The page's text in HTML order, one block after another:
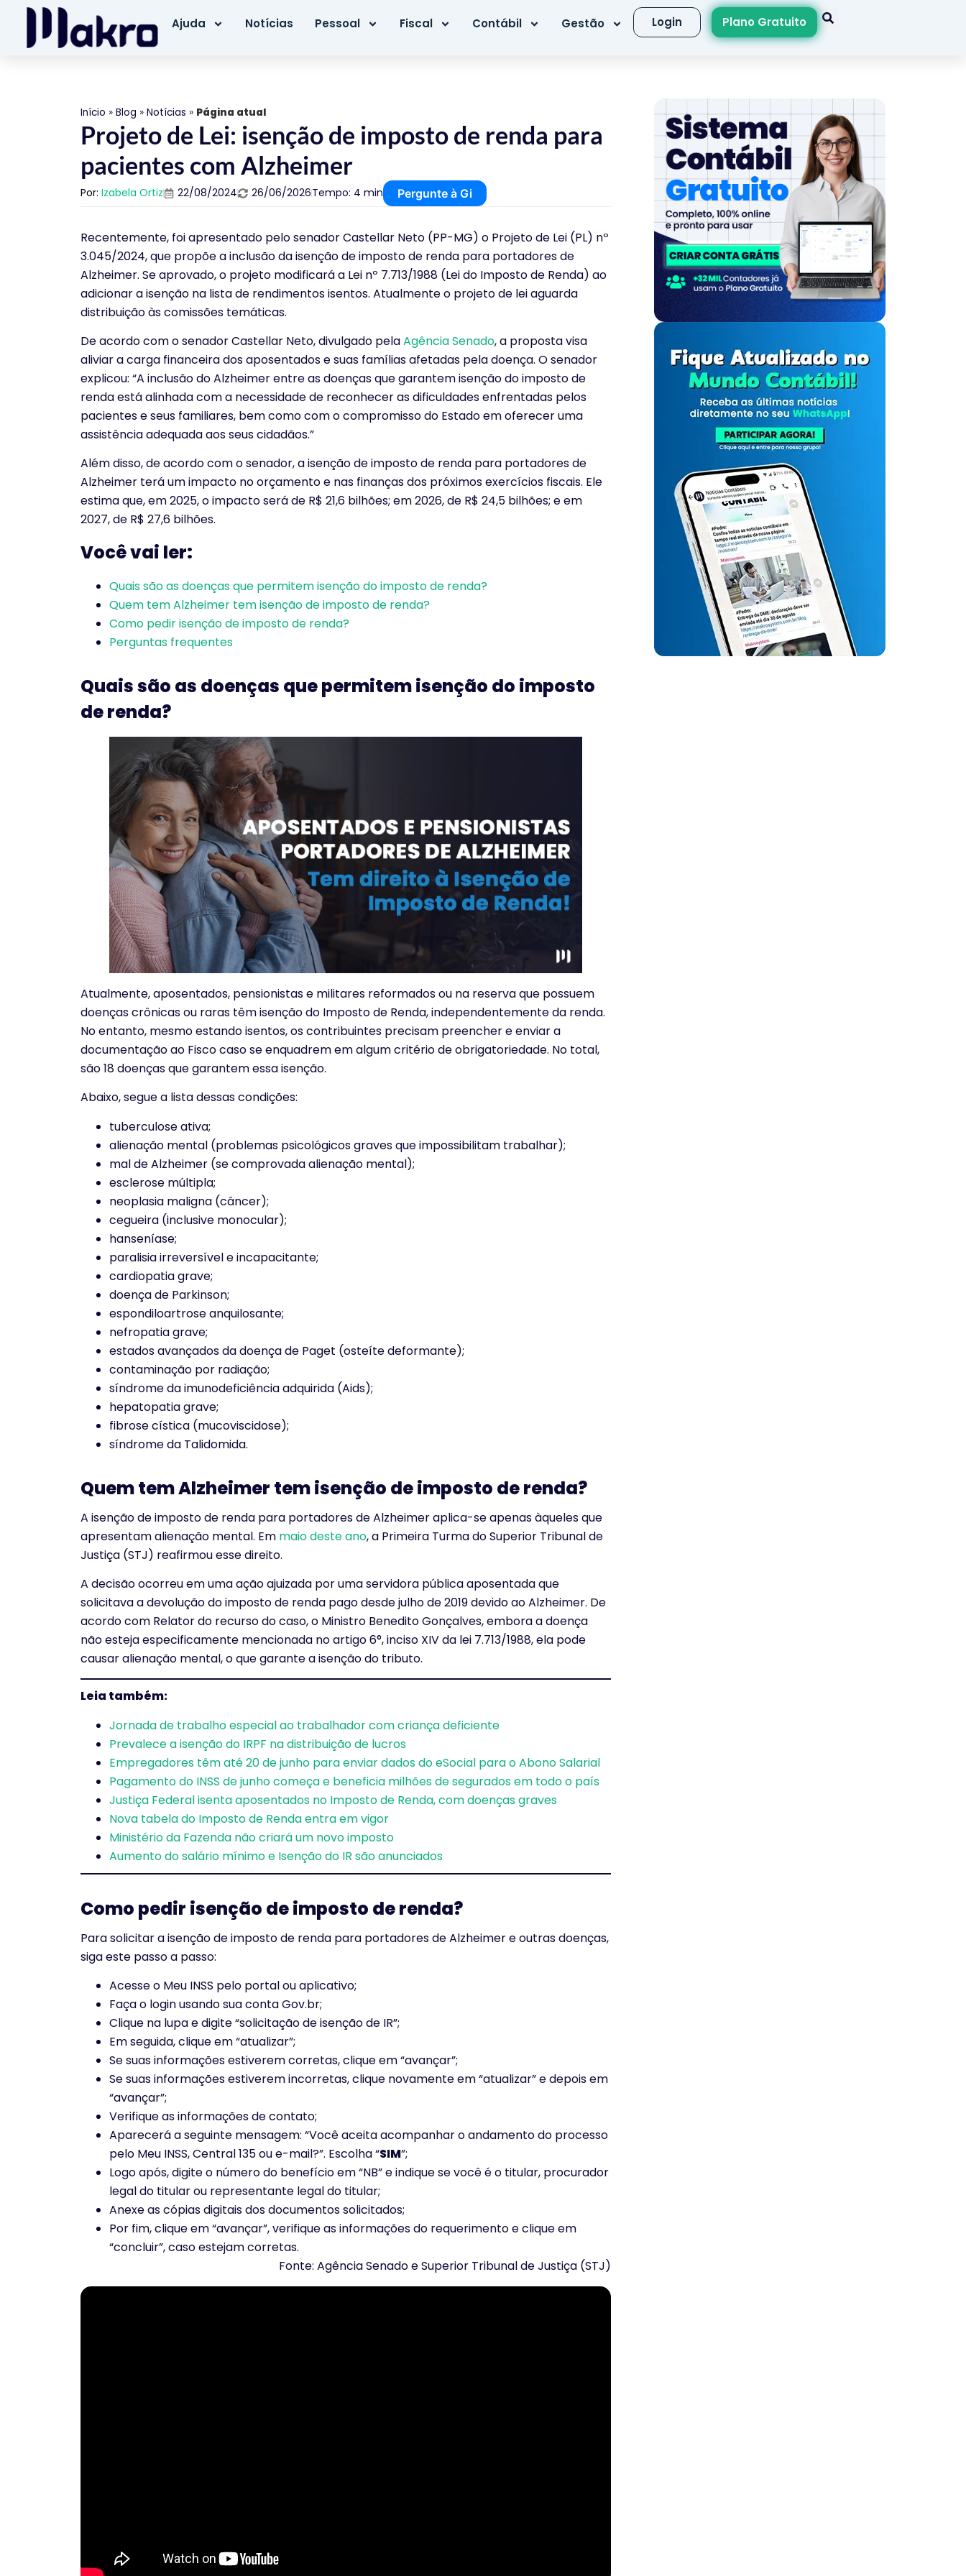
Ajuda Notícias Pessoal Fiscal Contábil Gestão Login Plano Gratuito
Início » Blog » Notícias » Página atual
Projeto de Lei: isenção de imposto de renda para
pacientes com Alzheimer
Por: Izabela Ortiz 22/08/2024 26/06/2026Tempo: 4 min Pergunte à Gi
Recentemente, foi apresentado pelo senador Castellar Neto (PP-MG) o Projeto de Lei (PL) nº
3.045/2024, que propõe a inclusão da isenção de imposto de renda para portadores de
Alzheimer. Se aprovado, o projeto modificará a Lei nº 7.713/1988 (Lei do Imposto de Renda) ao
adicionar a isenção na lista de rendimentos isentos. Atualmente o projeto de lei aguarda
distribuição às comissões temáticas.
De acordo com o senador Castellar Neto, divulgado pelaAgência Senado, a proposta visa
aliviar a carga financeira dos aposentados e suas famílias afetadas pela doença. O senador
explicou: “A inclusão do Alzheimer entre as doenças que garantem isenção do imposto de
renda está alinhada com a necessidade de reconhecer as dificuldades enfrentadas pelos
pacientes e seus familiares, bem como com o compromisso do Estado em oferecer uma
assistência adequada aos seus cidadãos.”
Além disso, de acordo com o senador, a isenção de imposto de renda para portadores de
Alzheimer terá um impacto no orçamento e nas finanças dos próximos exercícios fiscais. Ele
estima que, em 2025, o impacto será de R$ 21,6 bilhões; em 2026, de R$ 24,5 bilhões; e em
2027, de R$ 27,6 bilhões.
Você vai ler:
Quais são as doenças que permitem isenção do imposto de renda?
Quem tem Alzheimer tem isenção de imposto de renda?
Como pedir isenção de imposto de renda?
Perguntas frequentes
Quais são as doenças que permitem isenção do imposto
de renda?
Atualmente, aposentados, pensionistas e militares reformados ou na reserva que possuem
doenças crônicas ou raras têm isenção do Imposto de Renda, independentemente da renda.
No entanto, mesmo estando isentos, os contribuintes precisam preencher e enviar a
documentação ao Fisco caso se enquadrem em algum critério de obrigatoriedade. No total,
são 18 doenças que garantem essa isenção.
Abaixo, segue a lista dessas condições:
tuberculose ativa;
alienação mental (problemas psicológicos graves que impossibilitam trabalhar);
mal de Alzheimer (se comprovada alienação mental);
esclerose múltipla;
neoplasia maligna (câncer);
cegueira (inclusive monocular);
hanseníase;
paralisia irreversível e incapacitante;
cardiopatia grave;
doença de Parkinson;
espondiloartrose anquilosante;
nefropatia grave;
estados avançados da doença de Paget (osteíte deformante);
contaminação por radiação;
síndrome da imunodeficiência adquirida (Aids);
hepatopatia grave;
fibrose cística (mucoviscidose);
síndrome da Talidomida.
Quem tem Alzheimer tem isenção de imposto de renda?
A isenção de imposto de renda para portadores de Alzheimer aplica-se apenas àqueles que
apresentam alienação mental. Em maio deste ano, a Primeira Turma do Superior Tribunal de
Justiça (STJ) reafirmou esse direito.
A decisão ocorreu em uma ação ajuizada por uma servidora pública aposentada que
solicitava a devolução do imposto de renda pago desde julho de 2019 devido ao Alzheimer. De
acordo com Relator do recurso do caso, o Ministro Benedito Gonçalves, embora a doença
não esteja especificamente mencionada no artigo 6°, inciso XIV da lei 7.713/1988, ela pode
causar alienação mental, o que garante a isenção do tributo.
Leia também:
Jornada de trabalho especial ao trabalhador com criança deficiente
Prevalece a isenção do IRPF na distribuição de lucros
Empregadores têm até 20 de junho para enviar dados do eSocial para o Abono Salarial
Pagamento do INSS de junho começa e beneficia milhões de segurados em todo o país
Justiça Federal isenta aposentados no Imposto de Renda, com doenças graves
Nova tabela do Imposto de Renda entra em vigor
Ministério da Fazenda não criará um novo imposto
Aumento do salário mínimo e Isenção do IR são anunciados
Como pedir isenção de imposto de renda?
Para solicitar a isenção de imposto de renda para portadores de Alzheimer e outras doenças,
siga este passo a passo:
Acesse o Meu INSS pelo portal ou aplicativo;
Faça o login usando sua conta Gov.br;
Clique na lupa e digite “solicitação de isenção de IR”;
Em seguida, clique em “atualizar”;
Se suas informações estiverem corretas, clique em “avançar”;
Se suas informações estiverem incorretas, clique novamente em “atualizar” e depois em
“avançar”;
Verifique as informações de contato;
Aparecerá a seguinte mensagem: “Você aceita acompanhar o andamento do processo
pelo Meu INSS, Central 135 ou e-mail?”. Escolha “SIM”;
Logo após, digite o número do benefício em “NB” e indique se você é o titular, procurador
legal do titular ou representante legal do titular;
Anexe as cópias digitais dos documentos solicitados;
Por fim, clique em “avançar”, verifique as informações do requerimento e clique em
“concluir”, caso estejam corretas.
Fonte: Agência Senado e Superior Tribunal de Justiça (STJ)